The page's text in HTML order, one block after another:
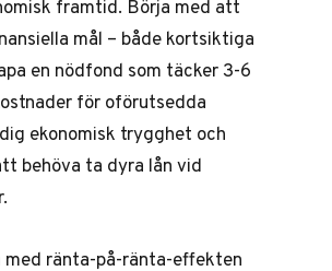
framtid. Börja med att
mål – både kortsiktiga
en nödfond som täcker 3-6
för oförutsedda
ekonomisk trygghet och
behöva ta dyra lån vid
ränta-på-ränta-effekten